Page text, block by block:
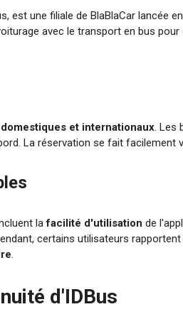
est une filiale de BlaBlaCar lancée
avec le transport en bus
et internationaux. Les
La réservation se fait facilement
lafacilité d'utilisation de
certains utilisateurs rapportent
.
d'IDBus